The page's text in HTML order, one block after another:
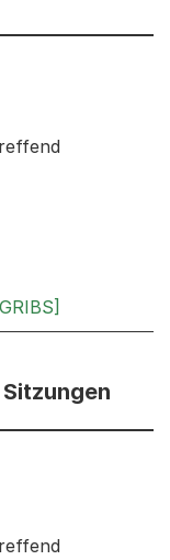
Informationen